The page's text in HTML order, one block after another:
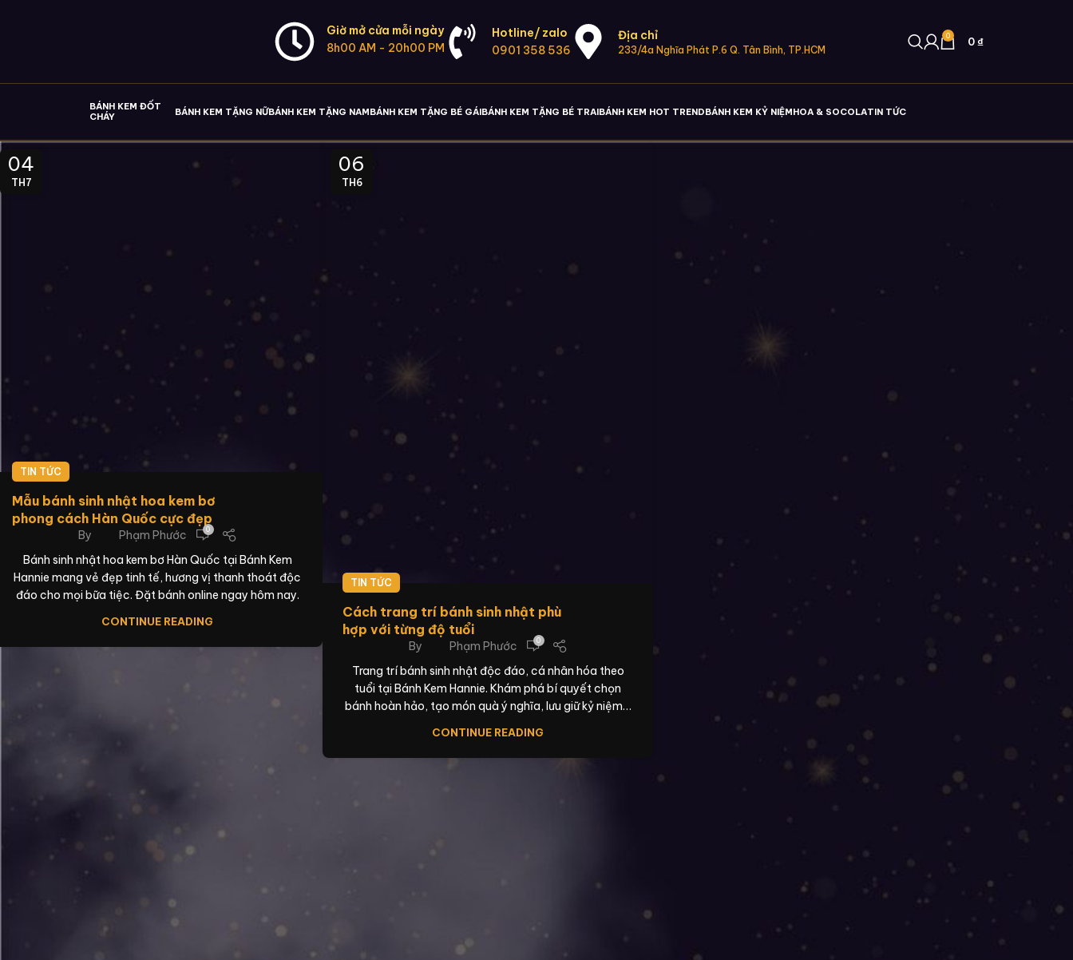
Giờ mở cửa mỗi ngày
8h00 AM - 20h00 PM
Hotline/ zalo
0901 358 536
Địa chỉ
233/4a Nghĩa Phát P.6 Q. Tân Bình, TP.HCM
0 0₫
BÁNH KEM ĐỐT
CHÁY
BÁNH KEM TẶNG NỮBÁNH KEM TẶNG NAMBÁNH KEM TẶNG BÉ GÁIBÁNH KEM TẶNG BÉ TRAIBÁNH KEM HOT TRENDBÁNH KEM KỶ NIỆMHOA & SOCOLATIN TỨC
04
TH7
TIN TỨC
Mẫu bánh sinh nhật hoa kem bơ
phong cách Hàn Quốc cực đẹp
By Phạm Phước 0
Bánh sinh nhật hoa kem bơ Hàn Quốc tại Bánh Kem
Hannie mang vẻ đẹp tinh tế, hương vị thanh thoát độc
đáo cho mọi bữa tiệc. Đặt bánh online ngay hôm nay.
CONTINUE READING
06
TH6
TIN TỨC
Cách trang trí bánh sinh nhật phù
hợp với từng độ tuổi
By Phạm Phước 0
Trang trí bánh sinh nhật độc đáo, cá nhân hóa theo
tuổi tại Bánh Kem Hannie. Khám phá bí quyết chọn
bánh hoàn hảo, tạo món quà ý nghĩa, lưu giữ kỷ niệm…
CONTINUE READING